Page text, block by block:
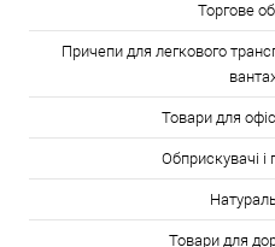
Торгове
Причепи для легкового
Товари для
Обприскувачі і
Товари для